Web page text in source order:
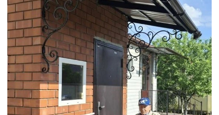
БЕЗОПАСНОСТЬ
СПОРТ
АРХИВ PDF